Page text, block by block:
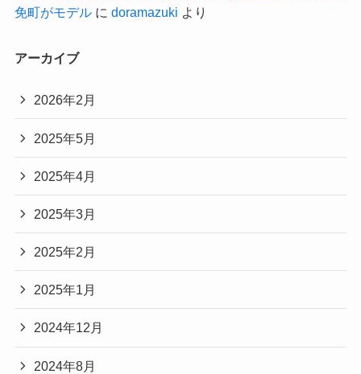
免町がモデルに doramazuki より
アーカイブ
2026年2月
2025年5月
2025年4月
2025年3月
2025年2月
2025年1月
2024年12月
2024年8月